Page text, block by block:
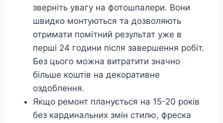
зверніть увагу на фотошпалери. Вони
швидко монтуються та дозволяють
отримати помітний результат уже в
перші 24 години після завершення робіт.
Без цього можна витратити значно
більше коштів на декоративне
оздоблення.
Якщо ремонт планується на 15-20 років
без кардинальних змін стилю, фреска